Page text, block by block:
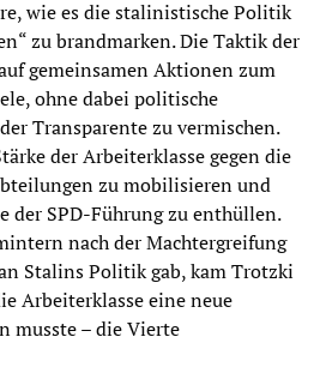
wie es die stalinistische Politik
zu brandmarken. Die Taktik der
gemeinsamen Aktionen zum
ohne dabei politische
Transparente zu vermischen.
der Arbeiterklasse gegen die
zu mobilisieren und
der SPD-Führung zu enthüllen.
nach der Machtergreifung
Stalins Politik gab, kam Trotzki
Arbeiterklasse eine neue
musste – die Vierte